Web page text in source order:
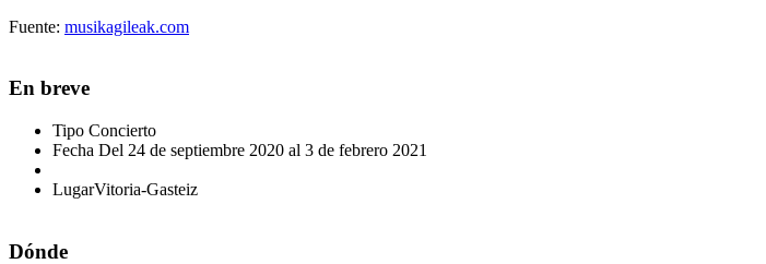
Fuente: musikagileak.com
En breve
Tipo Concierto
Fecha Del 24 de septiembre 2020 al 3 de febrero 2021
LugarVitoria-Gasteiz
Dónde